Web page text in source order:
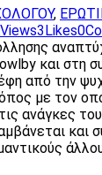
,
Views3 Likes0
και στη
από την
με τον
ανάγκες
και